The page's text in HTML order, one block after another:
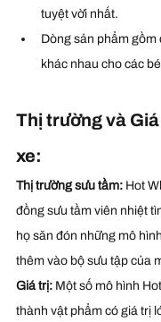
tuyệt vời nhất.
Dòng sản phẩm gồm
khác nhau cho các
Thị trường và
xe:
Thị trường sưu tầm: Hot
đồng sưu tầm viên nhiệt
họ săn đón những mô
thêm vào bộ sưu tập của
Giá trị: Một số mô hình
thành vật phẩm có giá trị